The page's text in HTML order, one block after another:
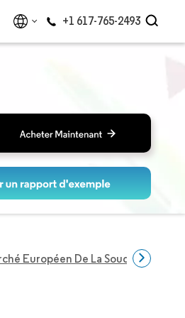
+1 617-765-2493
Européen De La Soude